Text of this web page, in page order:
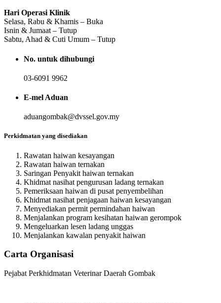
Hari Operasi Klinik
Selasa, Rabu & Khamis – Buka
Isnin & Jumaat – Tutup
Sabtu, Ahad & Cuti Umum – Tutup
No. untuk dihubungi
03-6091 9962
E-mel Aduan
aduangombak@dvssel.gov.my
Perkidmatan yang disediakan
Rawatan haiwan kesayangan
Rawatan haiwan ternakan
Saringan Penyakit haiwan ternakan
Khidmat nasihat pengurusan ladang ternakan
Pemeriksaan haiwan di pusat penyembelihan
Khidmat nasihat penjagaan haiwan kesayangan
Menyediakan permit permindahan haiwan
Menjalankan program kesihatan haiwan gerompok
Mengeluarkan lesen ladang unggas
Menjalankan kawalan penyakit haiwan
Carta Organisasi
Pejabat Perkhidmatan Veterinar Daerah Gombak